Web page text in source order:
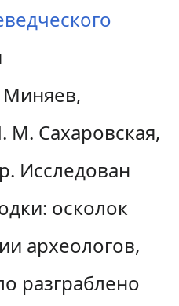
Миняев,
М. Сахаровская,
Исследован
осколок
археологов,
разграблено